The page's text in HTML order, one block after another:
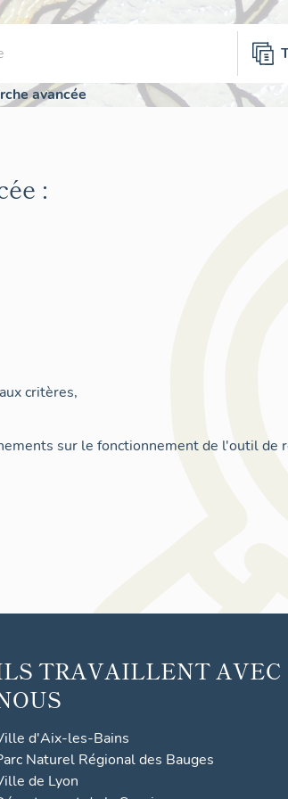
avancée
:
critères,
sur le fonctionnement de l'outil de
TRAVAILLENT AVEC
d'Aix-les-Bains
Naturel Régional des Bauges
de Lyon